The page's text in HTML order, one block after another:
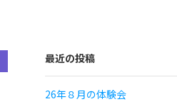
最近の投稿
26年８月の体験会